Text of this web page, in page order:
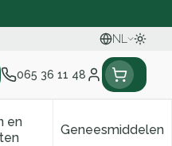
NL
Talen
065 36 11 48
Klant menu
categorieen EHBO categorie
en
submenu voor Dieren
Geneesmiddelen
Toon